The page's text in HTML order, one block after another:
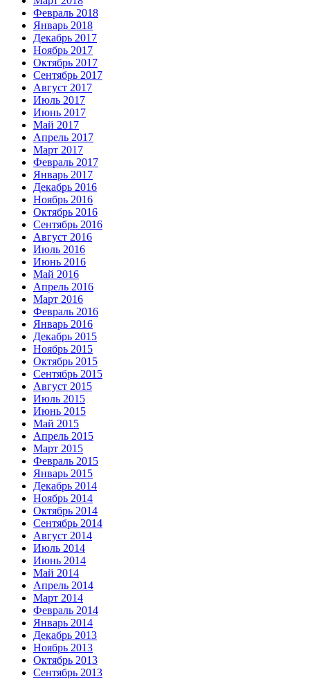
Февраль 2018
Январь 2018
Декабрь 2017
Ноябрь 2017
Октябрь 2017
Сентябрь 2017
Август 2017
Июль 2017
Июнь 2017
Май 2017
Апрель 2017
Март 2017
Февраль 2017
Январь 2017
Декабрь 2016
Ноябрь 2016
Октябрь 2016
Сентябрь 2016
Август 2016
Июль 2016
Июнь 2016
Май 2016
Апрель 2016
Март 2016
Февраль 2016
Январь 2016
Декабрь 2015
Ноябрь 2015
Октябрь 2015
Сентябрь 2015
Август 2015
Июль 2015
Июнь 2015
Май 2015
Апрель 2015
Март 2015
Февраль 2015
Январь 2015
Декабрь 2014
Ноябрь 2014
Октябрь 2014
Сентябрь 2014
Август 2014
Июль 2014
Июнь 2014
Май 2014
Апрель 2014
Март 2014
Февраль 2014
Январь 2014
Декабрь 2013
Ноябрь 2013
Октябрь 2013
Сентябрь 2013